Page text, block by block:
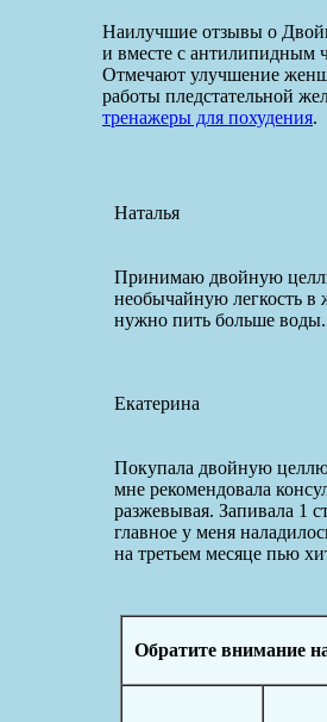
Наилучшие отзывы о
и вместе с антилипидным
Отмечают улучшение
работы пледстательной
тренажеры для похудения.
Наталья
Принимаю двойную
необычайную легкость в
нужно пить больше
Екатерина
Покупала двойную
мне рекомендовала
разжевывая. Запивала 1
главное у меня
на третьем месяце пью
Обратите внимание